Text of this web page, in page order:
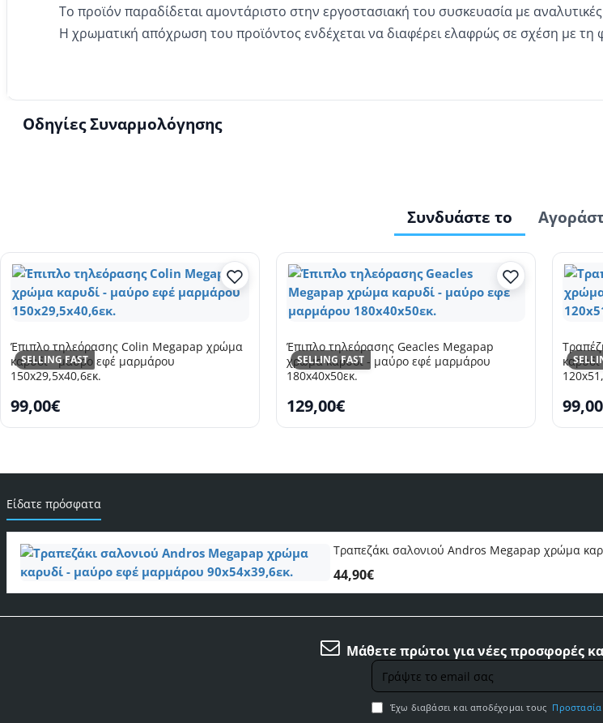
Το προϊόν παραδίδεται αμοντάριστο στην εργοστασιακή του συσκευασία με
Η χρωματική απόχρωση του προϊόντος ενδέχεται να διαφέρει ελαφρώς σε σχέση με
Οδηγίες Συναρμολόγησης
Συνδυάστε το
SELLING FAST
Έπιπλο τηλεόρασης Colin Megapap χρώμα
καρυδί - μαύρο εφέ μαρμάρου
150x29,5x40,6εκ.
99,00€
SELLING FAST
Έπιπλο τηλεόρασης Geacles Megapap
χρώμα καρυδί - μαύρο εφέ μαρμάρου
180x40x50εκ.
129,00€
Είδατε πρόσφατα
Τραπεζάκι σαλονιού Andros Megapap χρώμα
44,90€
Μάθετε πρώτοι για νέες προσφορές
Γράψτε
email
σας Έχω διαβάσει και αποδέχομαι τους